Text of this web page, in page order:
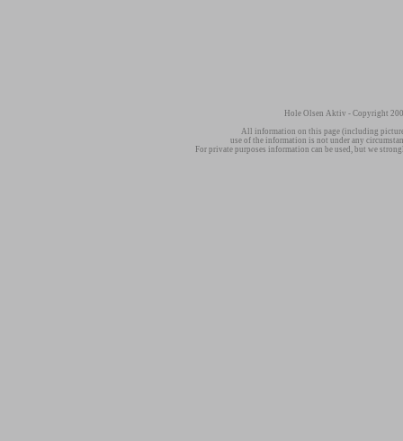
Hole Olsen Aktiv - Copyright
All information on this page (including
use of the information is not under any
For private purposes information can be used, but we